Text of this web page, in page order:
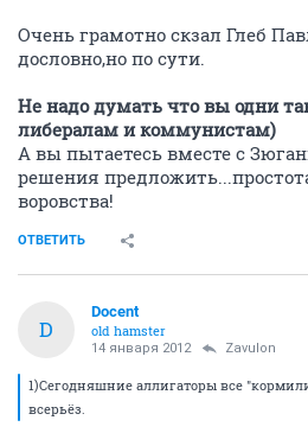
Очень грамотно скзал Глеб
дословно,но по сути.
Не надо думать что вы одни
либералам и коммунистам)
А вы пытаетесь вместе с
решения
воровства!
ОТВЕТИТЬ
D
Docent
old hamster
14 января 2012 Zavulon
1)Сегодняшние аллигаторы все
всерьёз.